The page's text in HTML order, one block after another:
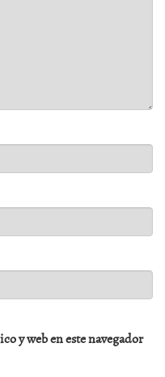
y web en este navegador